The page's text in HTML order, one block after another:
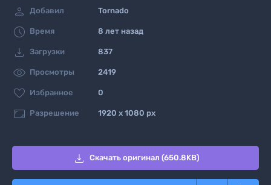
 Добавил Tornado
 Время 8 лет назад
 Загрузки 837
 Просмотры 2419
 Избранное 0
 Разрешение 1920 x 1080 px
 Скачать оригинал (650.8KB)